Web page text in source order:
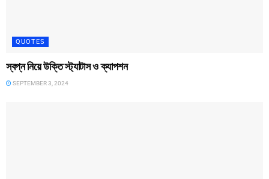
QUOTES
স্বপ্ন নিয়ে উক্তি স্ট্যাটাস ও ক্যাপশন
SEPTEMBER 3, 2024